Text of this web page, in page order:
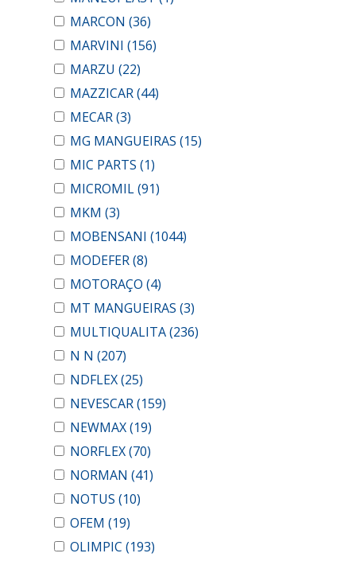
MARCON (36)
MARVINI (156)
MARZU (22)
MAZZICAR(44)
MECAR(3)
MG MANGUEIRAS (15)
MIC PARTS (1)
MICROMIL(91)
MKM (3)
MOBENSANI (1044)
MODEFER(8)
MOTORAÇO (4)
MT MANGUEIRAS (3)
MULTIQUALITA(236)
N N (207)
NDFLEX(25)
NEVESCAR(159)
NEWMAX(19)
NORFLEX(70)
NORMAN (41)
NOTUS (10)
OFEM (19)
OLIMPIC (193)